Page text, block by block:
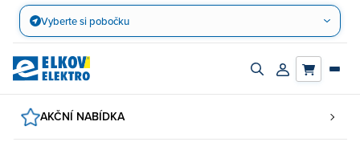
Přejít
obsah
Vyberte si pobočku
Zapnout/vypnout
Přihlásit/
AKČNÍ NABÍDKA